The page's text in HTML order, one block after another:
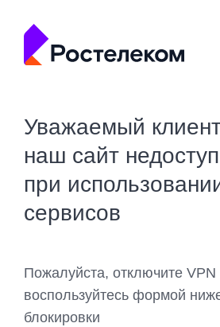
Уважаемый
наш сайт
при
сервисов
Пожалуйста, отключите VPN
воспользуйтесь формой
блокировки